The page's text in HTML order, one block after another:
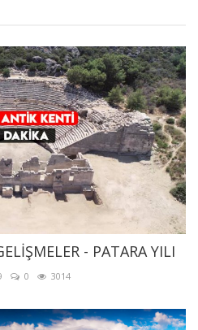
- PATARA YILI
0 3014